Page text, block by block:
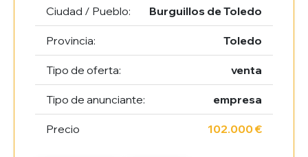
Ciudad / Pueblo: Burguillos de Toledo
Provincia: Toledo
Tipo de oferta: venta
Tipo de anunciante: empresa
Precio 102.000 €